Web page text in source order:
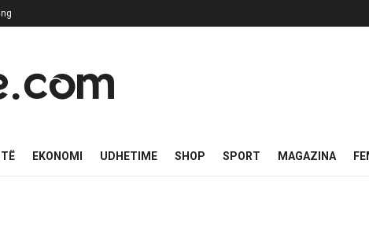
EKONOMI UDHETIME SHOP SPORT MAGAZINA